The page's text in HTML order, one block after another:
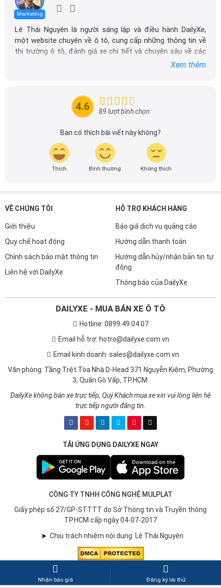
Marketing
Lê Thái Nguyên là người sáng lập và điều hành DailyXe,
một website chuyên về ô tô, cung cấp những thông tin về
thị trường ô tô, đánh giá xe chi tiết và chuyên sâu về các
đầu cho những người yêu thích ô tô tại Việt Nam. Hãy
theo dõi tôi để cập nhật thông tin về thị trường ô tô
Xem thêm
4.6 89 lượt bình chọn
Bạn có thích bài viết này không?
Thích Bình thường Không thích
VỀ CHÚNG TÔI
Giới thiệu
Quy chế hoạt động
Chính sách bảo mật thông tin
Liên hệ với DailyXe
HỖ TRỢ KHÁCH HÀNG
Báo giá dịch vụ quảng cáo
Hướng dẫn thanh toán
Hướng dẫn hủy/nhận bản tin tự
động
Thông báo của DailyXe
DAILYXE - MUA BÁN XE Ô TÔ
Hotline: 0899.49.04.07
Email hỗ trợ: hotro@dailyxe.com.vn
Email kinh doanh: sales@dailyxe.com.vn
Văn phòng: Tầng Trệt Tòa Nhà D-Head 371 Nguyễn Kiệm, Phường
3, Quận Gò Vấp, TP.HCM.
DailyXe không bán xe trực tiếp, Quý Khách mua xe xin vui lòng liên hệ
trực tiếp người đăng tin.
TẢI ỨNG DỤNG DAILYXE NGAY
CÔNG TY TNHH CÔNG NGHỆ MULPLAT
Giấy phép số 27/GP-STTTT do Sở Thông tin và Truyền thông
TP.HCM cấp ngày 04-07-2017
➤ Chịu trách nhiệm nội dung: Lê Thái Nguyên
Copyright © 2017-2026
Nhận báo giá Đăng ký lái thử